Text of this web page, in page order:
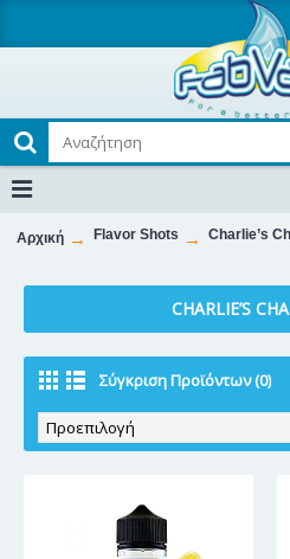
Αρχική Flavor Shots Charlie’s
CHARLIE’S
Σύγκριση Προϊόντων (0)